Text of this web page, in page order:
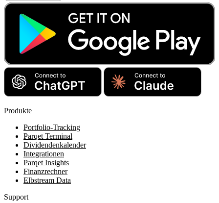
Produkte
Portfolio-Tracking
Parqet Terminal
Dividendenkalender
Integrationen
Parqet Insights
Finanzrechner
Elbstream Data
Support